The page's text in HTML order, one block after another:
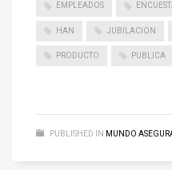
EMPLEADOS
HAN JUBILACION
PRODUCTO PUBLICA
PUBLISHED IN MUNDO